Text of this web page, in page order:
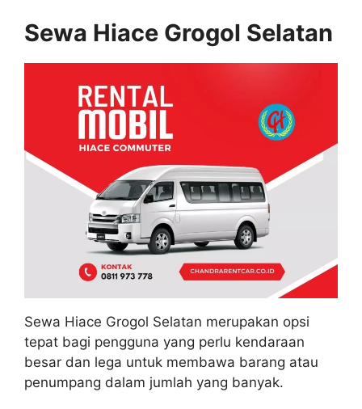
Sewa Hiace Grogol Selatan
Sewa Hiace Grogol Selatan merupakan opsi
tepat bagi pengguna yang perlu kendaraan
besar dan lega untuk membawa barang atau
penumpang dalam jumlah yang banyak.